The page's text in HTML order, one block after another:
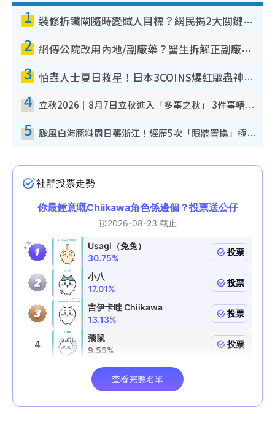
1 裝修拆鐵閘隨時變賊人目標？網民揭2大關鍵用途：裝新式等於白裝？附新舊鐵閘分別
2 網傳公院改用內地/副廠藥？醫生拆解正副廠分別 揭4類人換藥隨時出事
3 怕蟲人士夏日救星！日本3COINS爆紅驅蟲神器$45起 1招「全程免觸碰」輕鬆搞定小強
4 立秋2026｜8月7日立秋進入「多事之秋」 3件事唔做得！專家教6招開運 清枱頭／銀包納氣接好運
5 颱風白海豚料周日襲浙江！經歷5次「眼牆置換」極罕見 成登陸內地最長途颱風